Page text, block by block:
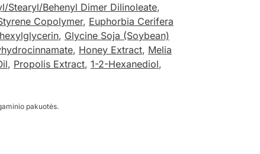
Stearyl/Behenyl Dimer Dilinoleate,
Copolymer, Euphorbia Cerifera
, Glycine Soja (Soybean)
, Honey Extract, Melia
, Propolis Extract, 1-2-Hexanediol,
pakuotės.